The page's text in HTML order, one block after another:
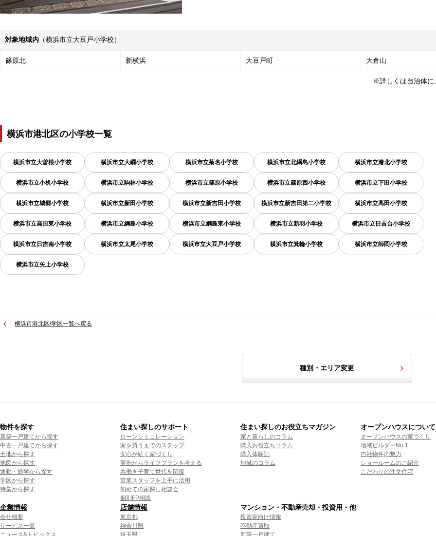
対象地域内 （横浜市立大豆戸小学校）
篠原北 新横浜 大豆戸町 大倉山
※詳しくは自治体に
横浜市港北区の小学校一覧
横浜市立大曽根小学校 横浜市立大綱小学校 横浜市立菊名小学校 横浜市立北綱島小学校 横浜市立港北小学校
横浜市立小机小学校 横浜市立駒林小学校 横浜市立篠原小学校 横浜市立篠原西小学校 横浜市立下田小学校
横浜市立城郷小学校 横浜市立新田小学校 横浜市立新吉田小学校 横浜市立新吉田第二小学校 横浜市立高田小学校
横浜市立高田東小学校 横浜市立綱島小学校 横浜市立綱島東小学校 横浜市立新羽小学校 横浜市立日吉台小学校
横浜市立日吉南小学校 横浜市立太尾小学校 横浜市立大豆戸小学校 横浜市立箕輪小学校 横浜市立師岡小学校
横浜市立矢上小学校
横浜市港北区/学区一覧へ戻る
種別・エリア変更
物件を探す
新築一戸建てから探す
中古一戸建てから探す
土地から探す
地図から探す
通勤・通学から探す
学区から探す
特集から探す
住まい探しのサポート
ローンシミュレーション
家を買うまでのステップ
安心が続く家づくり
実例からライフプランを考える
共働き子育て世代を応援
営業スタッフを上手に活用
初めての家探し相談会
個別FP相談
住まい探しのお役立ちマガジン
家と暮らしのコラム
購入お役立ちコラム
購入体験記
地域のコラム
オープンハウスについて
オープンハウスの家づくり
地域ビルダーNo.1
自社物件の魅力
ショールームのご紹介
こだわりの注文住宅
企業情報
会社概要
サービス一覧
ニュース&トピックス
店舗情報
東京都
神奈川県
埼玉県
マンション・不動産売却・投資用・他
投資家向け情報
不動産買取
新築一戸建て